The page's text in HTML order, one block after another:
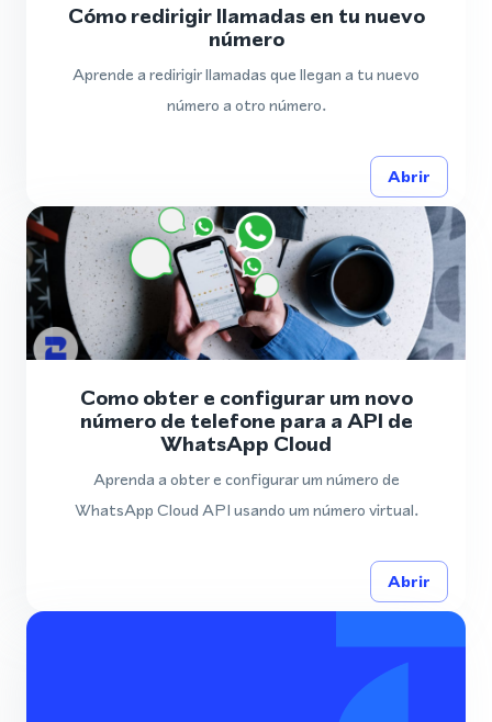
Cómo redirigir llamadas en tu nuevo
número
Aprende a redirigir llamadas que llegan a tu nuevo
número a otro número.
Abrir
Como obter e configurar um novo
número de telefone para a API de
WhatsApp Cloud
Aprenda a obter e configurar um número de
WhatsApp Cloud API usando um número virtual.
Abrir